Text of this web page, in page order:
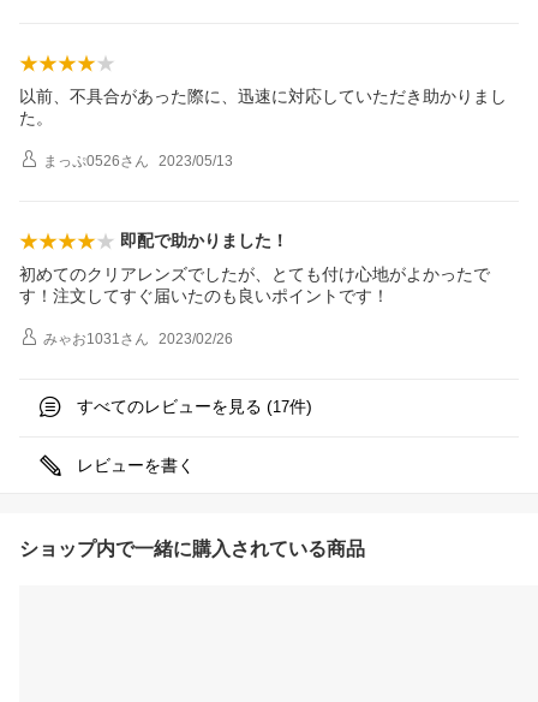
以前、不具合があった際に、迅速に対応していただき助かりまし
た。
まっぷ0526さん 2023/05/13
即配で助かりました！
初めてのクリアレンズでしたが、とても付け心地がよかったで
す！注文してすぐ届いたのも良いポイントです！
みゃお1031さん 2023/02/26
すべてのレビューを見る (17件)
レビューを書く
ショップ内で一緒に購入されている商品